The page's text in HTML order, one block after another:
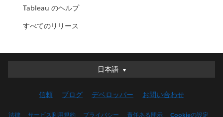
Tableau のヘルプ
すべてのリリース
日本語
日本語
English (UK)
信頼 ブログ デベロッパー お問い合わせ
法律 サービス利用規約 プライバシー 責任ある開示 Cookieの設定